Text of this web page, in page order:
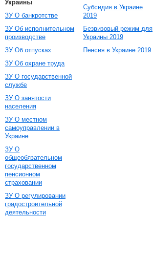
Украины
ЗУ О банкротстве
ЗУ Об исполнительном
производстве
ЗУ Об отпусках
ЗУ Об охране труда
ЗУ О государственной
службе
ЗУ О занятости
населения
ЗУ О местном
самоуправлении в
Украине
ЗУ О
общеобязательном
государственном
пенсионном
страховании
ЗУ О регулировании
градостроительной
деятельности
Субсидия в Украине
2019
Безвизовый режим для
Украины 2019
Пенсия в Украине 2019